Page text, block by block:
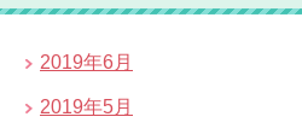
2019年6月
2019年5月